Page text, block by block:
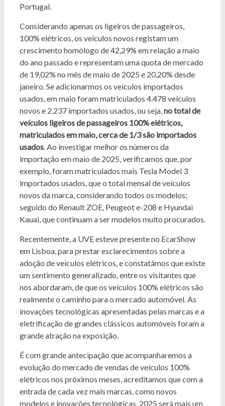
Portugal.
Considerando apenas os ligeiros de passageiros,
100% elétricos, os veículos novos registam um
crescimento homólogo de 42,29% em relação a maio
do ano passado e representam uma quota de mercado
de 19,02% no mês de maio de 2025 e 20,20% desde
janeiro. Se adicionarmos os veículos importados
usados, em maio foram matriculados 4.478 veículos
novos e 2.237 importados usados, ou seja,no total de
veículos ligeiros de passageiros 100% elétricos,
matriculados em maio, cerca de 1/3 são importados
usados. Ao investigar melhor os números da
importação em maio de 2025, verificamos que, por
exemplo, foram matriculados mais Tesla Model 3
importados usados, que o total mensal de veículos
novos da marca, considerando todos os modelos;
seguido do Renault ZOE, Peugeot e-208 e Hyundai
Kauai, que continuam a ser modelos muito procurados.
Recentemente, a UVE esteve presente no EcarShow
em Lisboa, para prestar esclarecimentos sobre a
adoção de veículos elétricos, e constatámos que existe
um sentimento generalizado, entre os visitantes que
nos abordaram, de que os veículos 100% elétricos são
realmente o caminho para o mercado automóvel. As
inovações tecnológicas apresentadas pelas marcas e a
eletrificação de grandes clássicos automóveis foram a
grande atração na exposição.
É com grande antecipação que acompanharemos a
evolução do mercado de vendas de veículos 100%
elétricos nos próximos meses, acreditamos que com a
entrada de cada vez mais marcas, como novos
modelos e inovações tecnológicas, 2025 será mais um